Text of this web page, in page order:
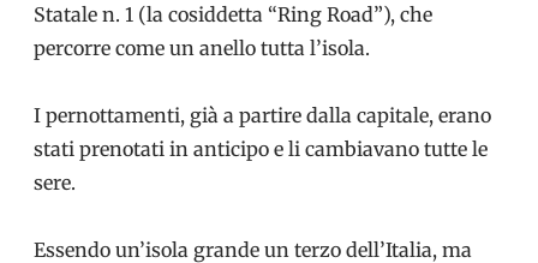
Statale n. 1 (la cosiddetta “Ring Road”), che
percorre come un anello tutta l’isola.
I pernottamenti, già a partire dalla capitale, erano
stati prenotati in anticipo e li cambiavano tutte le
sere.
Essendo un’isola grande un terzo dell’Italia, ma